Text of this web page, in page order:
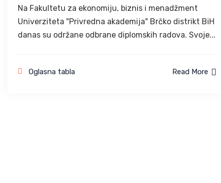
Na Fakultetu za ekonomiju, biznis i menadžment
Univerziteta "Privredna akademija" Brčko distrikt BiH
danas su održane odbrane diplomskih radova. Svoje...
Oglasna tabla Read More